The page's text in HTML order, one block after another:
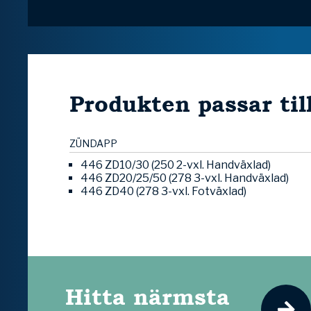
Produkten passar
ZÜNDAPP
446 ZD10/30 (250 2-vxl. Handväxlad)
446 ZD20/25/50 (278 3-vxl. Handväxlad)
446 ZD40 (278 3-vxl. Fotväxlad)
Hitta närmsta